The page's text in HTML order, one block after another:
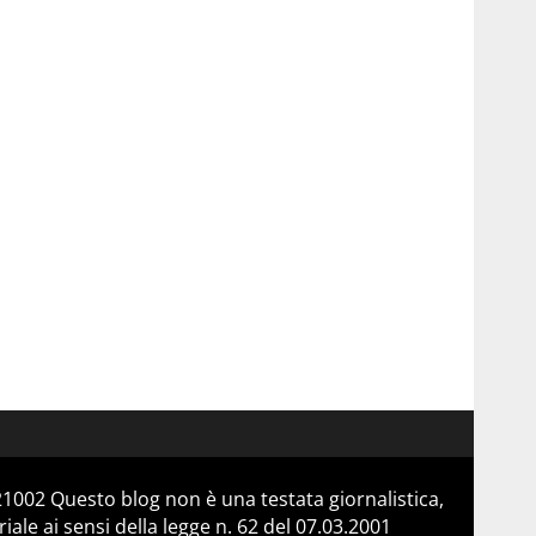
Questo blog non è una testata giornalistica,
ai sensi della legge n. 62 del 07.03.2001